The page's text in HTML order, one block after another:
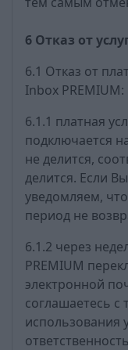
6 Отказ от
6.1 Отказ от
Inbox PREMIUM:
6.1.1 платная
подключается
не делится,
делится. Если
уведомляем,
период не
6.1.2 через
PREMIUM
электронной
соглашаетесь с
использования